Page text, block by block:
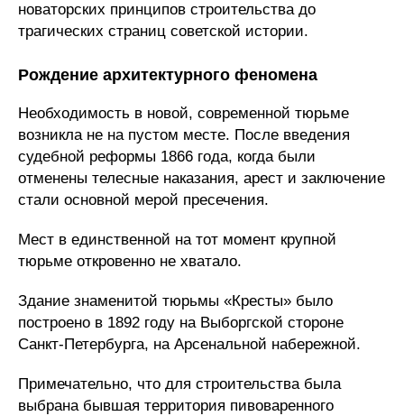
новаторских принципов строительства до
трагических страниц советской истории.
Рождение архитектурного феномена
Необходимость в новой, современной тюрьме
возникла не на пустом месте. После введения
судебной реформы 1866 года, когда были
отменены телесные наказания, арест и заключение
стали основной мерой пресечения.
Мест в единственной на тот момент крупной
тюрьме откровенно не хватало.
Здание знаменитой тюрьмы «Кресты» было
построено в 1892 году на Выборгской стороне
Санкт-Петербурга, на Арсенальной набережной.
Примечательно, что для строительства была
выбрана бывшая территория пивоваренного